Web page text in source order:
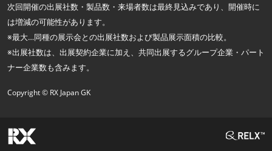
次回開催の出展社数・製品数・来場者数は最終見込みであり、開催時に
は増減の可能性があります。
※最大…同種の展示会との出展社数および製品展示面積の比較。
※出展社数は、出展契約企業に加え、共同出展するグループ企業・パート
ナー企業数も含みます。
Copyright © RX Japan GK